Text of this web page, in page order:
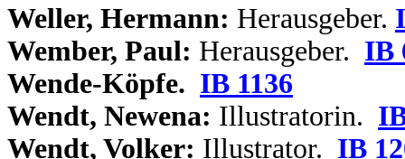
Weller, Hermann: Herausgeber.
Wember, Paul: Herausgeber. IB
Wende-Köpfe. IB 1136
Wendt, Newena: Illustratorin.
Wendt, Volker: Illustrator. IB